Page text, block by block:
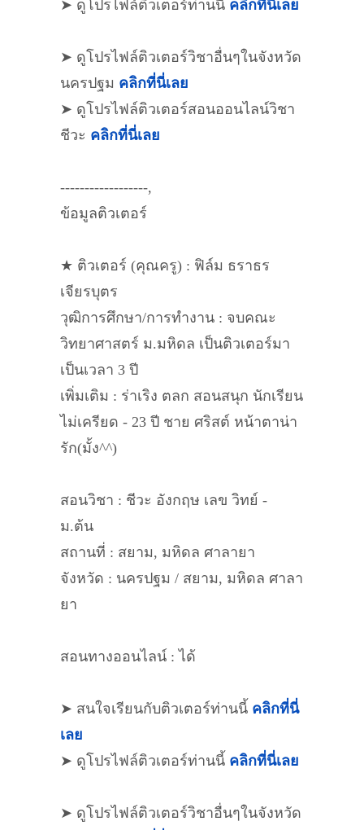
➤ ดูโปรไฟล์ติวเตอร์ท่านนี้ คลิกที่นี่เลย
➤ ดูโปรไฟล์ติวเตอร์วิชาอื่นๆในจังหวัด
นครปฐม คลิกที่นี่เลย
➤ ดูโปรไฟล์ติวเตอร์สอนออนไลน์วิชา
ชีวะ คลิกที่นี่เลย
------------------,
ข้อมูลติวเตอร์
★ ติวเตอร์ (คุณครู) : ฟิล์ม ธราธร
เจียรบุตร
วุฒิการศึกษา/การทำงาน : จบคณะ
วิทยาศาสตร์ ม.มหิดล เป็นติวเตอร์มา
เป็นเวลา 3 ปี
เพิ่มเติม : ร่าเริง ตลก สอนสนุก นักเรียน
ไม่เครียด - 23 ปี ชาย ศริสต์ หน้าตาน่า
รัก(มั้ง^^)
สอนวิชา : ชีวะ อังกฤษ เลข วิทย์ -
ม.ต้น
สถานที่ : สยาม, มหิดล ศาลายา
จังหวัด : นครปฐม / สยาม, มหิดล ศาลา
ยา
สอนทางออนไลน์ : ได้
➤ สนใจเรียนกับติวเตอร์ท่านนี้ คลิกที่นี่
เลย
➤ ดูโปรไฟล์ติวเตอร์ท่านนี้ คลิกที่นี่เลย
➤ ดูโปรไฟล์ติวเตอร์วิชาอื่นๆในจังหวัด